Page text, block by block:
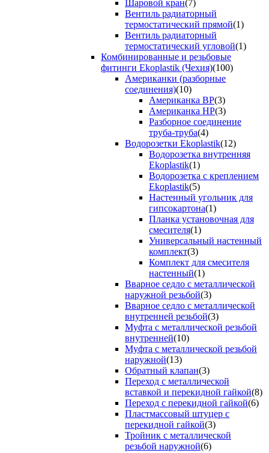
Шаровой кран(7)
Вентиль радиаторный
термостатический прямой(1)
Вентиль радиаторный
термостатический угловой(1)
Комбинированные и резьбовые
фитинги Ekoplastik (Чехия)(100)
Американки (разборные
соединения)(10)
Американка ВР(3)
Американка НР(3)
Разборное соединение
труба-труба(4)
Водорозетки Ekoplastik(12)
Водорозетка внутренняя
Ekoplastik(1)
Водорозетка с креплением
Ekoplastik(5)
Настенный угольник для
гипсокартона(1)
Планка установочная для
смесителя(1)
Универсальный настенный
комплект(3)
Комплект для смесителя
настенный(1)
Вварное седло с металлической
наружной резьбой(3)
Вварное седло с металлической
внутренней резьбой(3)
Муфта с металлической резьбой
внутренней(10)
Муфта с металлической резьбой
наружной(13)
Обратный клапан(3)
Переход с металлической
вставкой и перекидной гайкой(8)
Переход с перекидной гайкой(6)
Пластмассовый штуцер с
перекидной гайкой(3)
Тройник с металлической
резьбой наружной(6)